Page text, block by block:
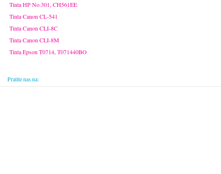
Tinta HP No.301, CH561EE
Tinta Canon CL-541
Tinta Canon CLI-8C
Tinta Canon CLI-8M
Tinta Epson T0714, T071440BO
Pratite nas na: